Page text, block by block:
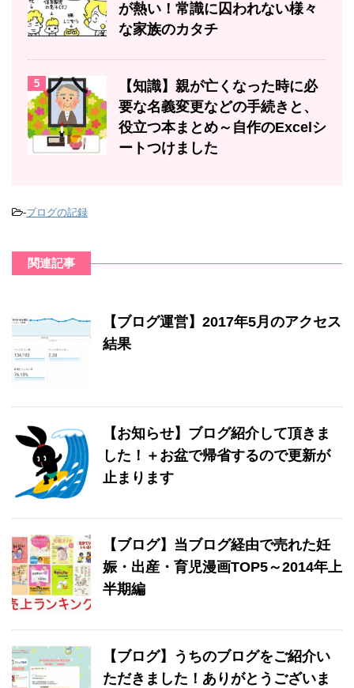
が熱い！常識に囚われない様々
な家族のカタチ
5
【知識】親が亡くなった時に必
要な名義変更などの手続きと、
役立つ本まとめ～自作のExcelシ
ートつけました
-ブログの記録
関連記事
【ブログ運営】2017年5月のアクセス
結果
【お知らせ】ブログ紹介して頂きま
した！＋お盆で帰省するので更新が
止まります
【ブログ】当ブログ経由で売れた妊
娠・出産・育児漫画TOP5～2014年上
半期編
【ブログ】うちのブログをご紹介い
ただきました！ありがとうございま